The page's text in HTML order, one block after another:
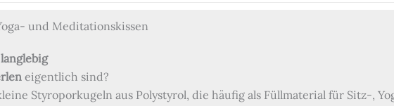
und Meditationskissen
eigentlich sind?
Styroporkugeln aus Polystyrol, die häufig als Füllmaterial für Sitz-,